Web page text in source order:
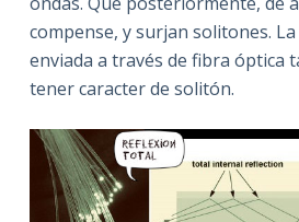
compense, y surjan solitones.
enviada a través de fibra óptica
tener caracter de solitón.